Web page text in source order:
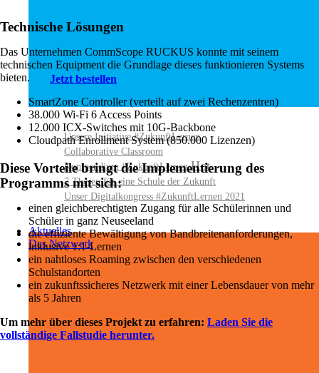
Jetzt bestellen
Unsere Initiative #ZukunftLernen
Collaborative Classroom
Kompendium #ZukunftLernen
7 Thesen für eine Schule der Zukunft
Unser Digitalkongress #ZukunftLernen 2021
Aktuelles
Das Netzwerk
Technische Lösungen
Das Unternehmen CommScope RUCKUS konnte mit seinem
technischen Equipment die Grundlage dieses funktionieren Systems
bieten.
SmartZone Controller (verteilt auf zwei Rechenzentren)
38.000 Wi-Fi 6 Access Points
12.000 ICX-Switches mit 10G-Backbone
Cloudpath Enrollment System (850.000 Lizenzen)
Diese Vorteile bringt die Implementierung des
Programms mit sich:
einen gleichberechtigten Zugang für alle Schülerinnen und
Schüler in ganz Neuseeland
die effiziente Bewältigung von Bandbreitenanforderungen,
inklusive 1:1-Lernen
ein nahtloses Roaming zwischen den verschiedenen
Schulstandorten
ein zukunftssicheres Netzwerk mit einer Lebensdauer von mehr
als 5 Jahren
Um mehr über dieses Projekt zu erfahren: Laden Sie die
vollständige Fallstudie herunter.